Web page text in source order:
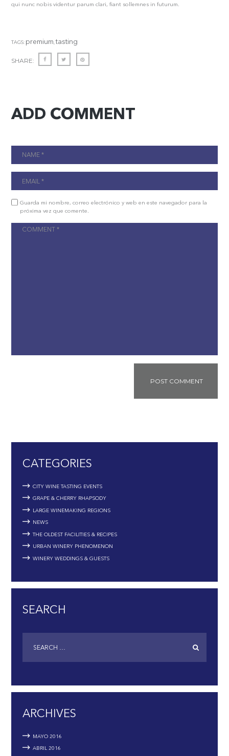
qui nunc nobis videntur parum clari, fiant sollemnes in futurum.
TAGS: premium ,tasting
SHARE:
ADD COMMENT
Guarda mi nombre, correo electrónico y web en este navegador para la
próxima vez que comente.
CATEGORIES
CITY WINE TASTING EVENTS
GRAPE & CHERRY RHAPSODY
LARGE WINEMAKING REGIONS
NEWS
THE OLDEST FACILITIES & RECIPES
URBAN WINERY PHENOMENON
WINERY WEDDINGS & GUESTS
SEARCH
ARCHIVES
MAYO2016
ABRIL2016